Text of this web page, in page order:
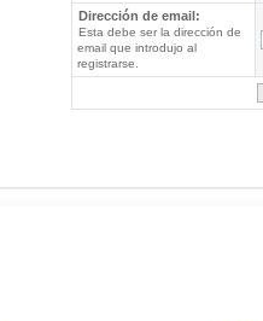
Dirección de email:
Esta debe ser la dirección de
email que introdujo al
registrarse.